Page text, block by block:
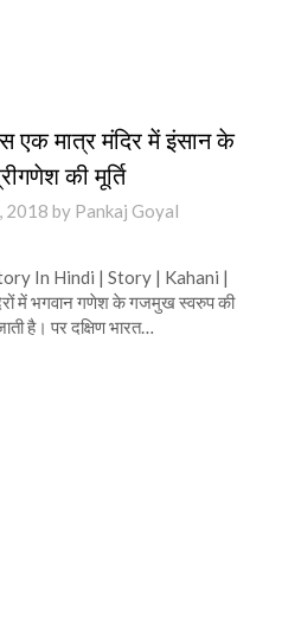
एक मात्र मंदिर में इंसान के
की मूर्ति
2018 by Pankaj Goyal
In Hindi | Story | Kahani |
में भगवान गणेश के गजमुख स्वरुप की
है। पर दक्षिण भारत…